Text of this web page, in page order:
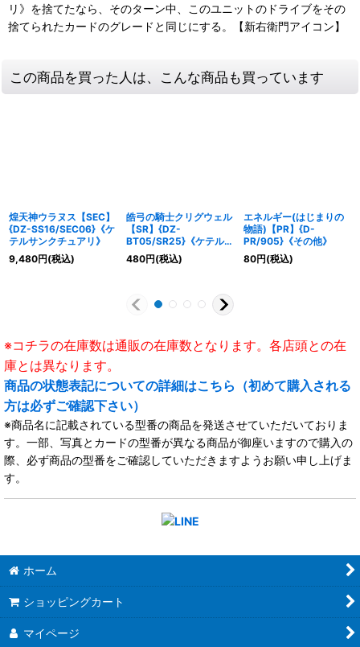
リ》を捨てたなら、そのターン中、このユニットのドライブをその
捨てられたカードのグレードと同じにする。【新右衛門アイコン】
この商品を買った人は、こんな商品も買っています
煌天神ウラヌス【SEC】
{DZ-SS16/SEC06}《ケ
テルサンクチュアリ》
9,480円(税込)
皓弓の騎士クリグウェル
【SR】{DZ-
BT05/SR25}《ケテルサ
ンクチュアリ》
480円(税込)
エネルギー(はじまりの
物語)【PR】{D-
PR/905}《その他》
80円(税込)
※コチラの在庫数は通販の在庫数となります。各店頭との在
庫とは異なります。
商品の状態表記についての詳細はこちら（初めて購入される
方は必ずご確認下さい）
※商品名に記載されている型番の商品を発送させていただいておりま
す。一部、写真とカードの型番が異なる商品が御座いますので購入の
際、必ず商品の型番をご確認していただきますようお願い申し上げま
す。
ホーム
ショッピングカート
マイページ